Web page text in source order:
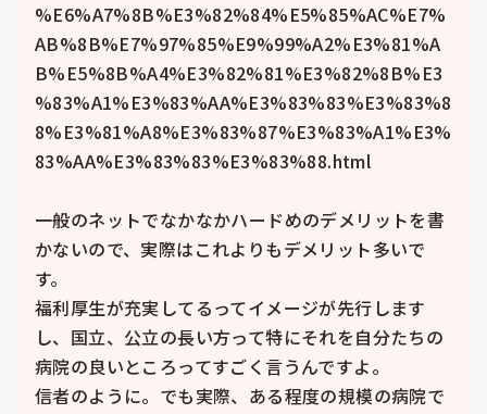
%E6%A7%8B%E3%82%84%E5%85%AC%E7%
AB%8B%E7%97%85%E9%99%A2%E3%81%A
B%E5%8B%A4%E3%82%81%E3%82%8B%E3
%83%A1%E3%83%AA%E3%83%83%E3%83%8
8%E3%81%A8%E3%83%87%E3%83%A1%E3%
83%AA%E3%83%83%E3%83%88.html
一般のネットでなかなかハードめのデメリットを書
かないので、実際はこれよりもデメリット多いで
す。
福利厚生が充実してるってイメージが先行します
し、国立、公立の長い方って特にそれを自分たちの
病院の良いところってすごく言うんですよ。
信者のように。でも実際、ある程度の規模の病院で